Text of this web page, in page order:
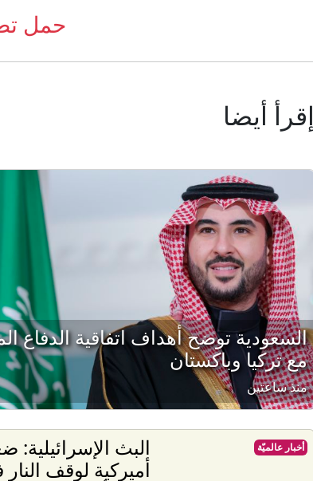
حمل
إقرأ أيضا
السعودية توضح أهداف اتفاقية الدفاع
مع تركيا وباكستان
منذ ساعتين
البث الإسرائيلية:
أميركية لوقف
أخبار عالميّة